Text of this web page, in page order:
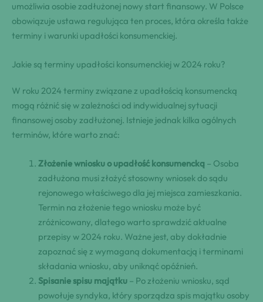
umożliwia osobie zadłużonej nowy start finansowy. W Polsce
obowiązuje ustawa regulująca ten proces, która określa także
terminy i warunki upadłości konsumenckiej.
Jakie są terminy upadłości konsumenckiej w 2024 roku?
W roku 2024 terminy związane z upadłością konsumencką
mogą różnić się w zależności od indywidualnej sytuacji
finansowej osoby zadłużonej. Istnieje jednak kilka ogólnych
terminów, które warto znać:
Złożenie wniosku o upadłość konsumencką – Osoba
zadłużona musi złożyć stosowny wniosek do sądu
rejonowego właściwego dla jej miejsca zamieszkania.
Termin na złożenie tego wniosku może być
zróżnicowany, dlatego warto sprawdzić aktualne
przepisy w 2024 roku. Ważne jest, aby dokładnie
zapoznać się z wymaganą dokumentacją i terminami
składania wniosku, aby uniknąć opóźnień.
Spisanie spisu majątku – Po złożeniu wniosku, sąd
powołuje syndyka, który sporządza spis majątku osoby